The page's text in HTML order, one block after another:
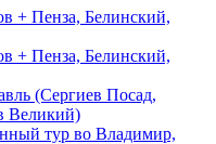
+ Пенза, Белинский,
+ Пенза, Белинский,
(Сергиев Посад,
Великий)
тур во Владимир,